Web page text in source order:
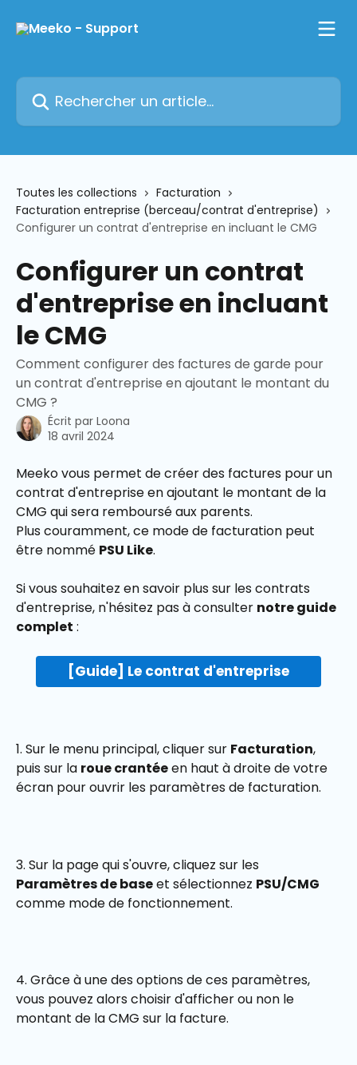
Rechercher un article...
Toutes les collections
Facturation
Facturation entreprise (berceau/contrat d'entreprise)
Configurer un contrat d'entreprise en incluant le CMG
Configurer un contrat
d'entreprise en incluant
le CMG
Comment configurer des factures de garde pour
un contrat d'entreprise en ajoutant le montant du
CMG ?
Écrit par Loona
18 avril 2024
Meeko vous permet de créer des factures pour un
contrat d'entreprise en ajoutant le montant de la
CMG qui sera remboursé aux parents.
Plus couramment, ce mode de facturation peut
être nommé PSU Like.
Si vous souhaitez en savoir plus sur les contrats
d'entreprise, n'hésitez pas à consulter notre guide
complet :
[Guide] Le contrat d'entreprise
1. Sur le menu principal, cliquer sur Facturation,
puis sur la roue crantée en haut à droite de votre
écran pour ouvrir les paramètres de facturation.
3. Sur la page qui s'ouvre, cliquez sur les
Paramètres de base et sélectionnez PSU/CMG
comme mode de fonctionnement.
4. Grâce à une des options de ces paramètres,
vous pouvez alors choisir d'afficher ou non le
montant de la CMG sur la facture.